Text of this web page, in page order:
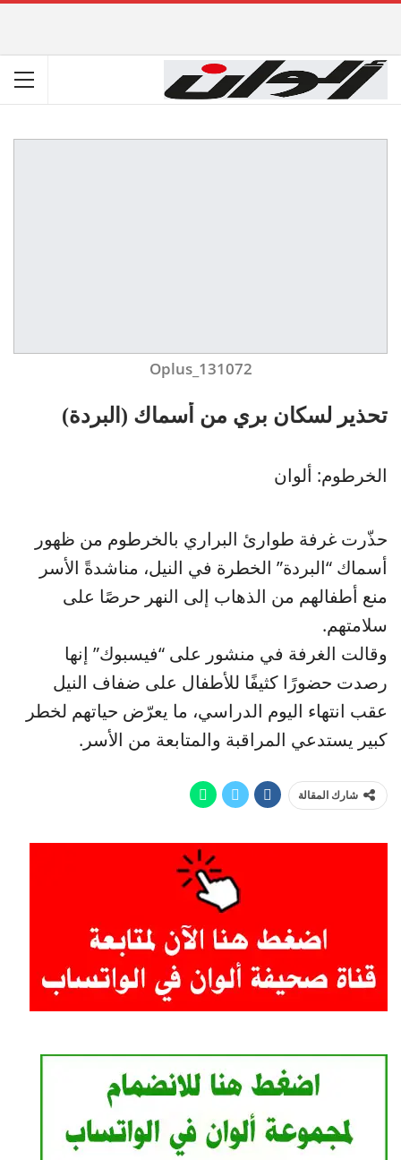
Oplus_131072
تحذير لسكان بري من أسماك (البردة)
الخرطوم: ألوان
حذّرت غرفة طوارئ البراري بالخرطوم من ظهور
أسماك “البردة” الخطرة في النيل، مناشدةً الأسر
منع أطفالهم من الذهاب إلى النهر حرصًا على
سلامتهم.
وقالت الغرفة في منشور على “فيسبوك” إنها
رصدت حضورًا كثيفًا للأطفال على ضفاف النيل
عقب انتهاء اليوم الدراسي، ما يعرّض حياتهم لخطر
كبير يستدعي المراقبة والمتابعة من الأسر.
شارك المقالة